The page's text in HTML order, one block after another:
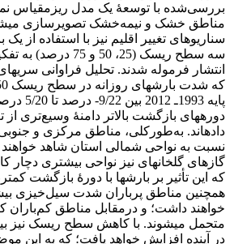
بررسی‌شده با توسعۀ یک مدل ریزمقیاس
مناطق خشک و نیمه‌خشک تصویرسازی
سناریوهای تغییر اقلیم نیز با استفاده از یک
سه سطح ریسک (25، 50‌ و
انتشار فرموله شدند. تحلیل فراوانی
پایه
دوره‏‏های بازگشت بالاتر دامنۀ وسیع‌تری از
داده‏اند. به‌طور‌کلی، مناطق مرکزی و
نسبت به نواحی شمالی استان شاهد
گازهای گلخانه‏ای نیز نواحی بیشتری دچار
که این تأثیر بر بارش‏ها با دورۀ بازگشت
همچنین مناطق پرباران شدت سیل‌خیزی
خواهند داشت؛ و در‌مقابل مناطق کم‌باران
متحمل می‏شوند. با کاهش سطح ریسک نیز
در آینده افزایش خواهد یافت؛ که به این